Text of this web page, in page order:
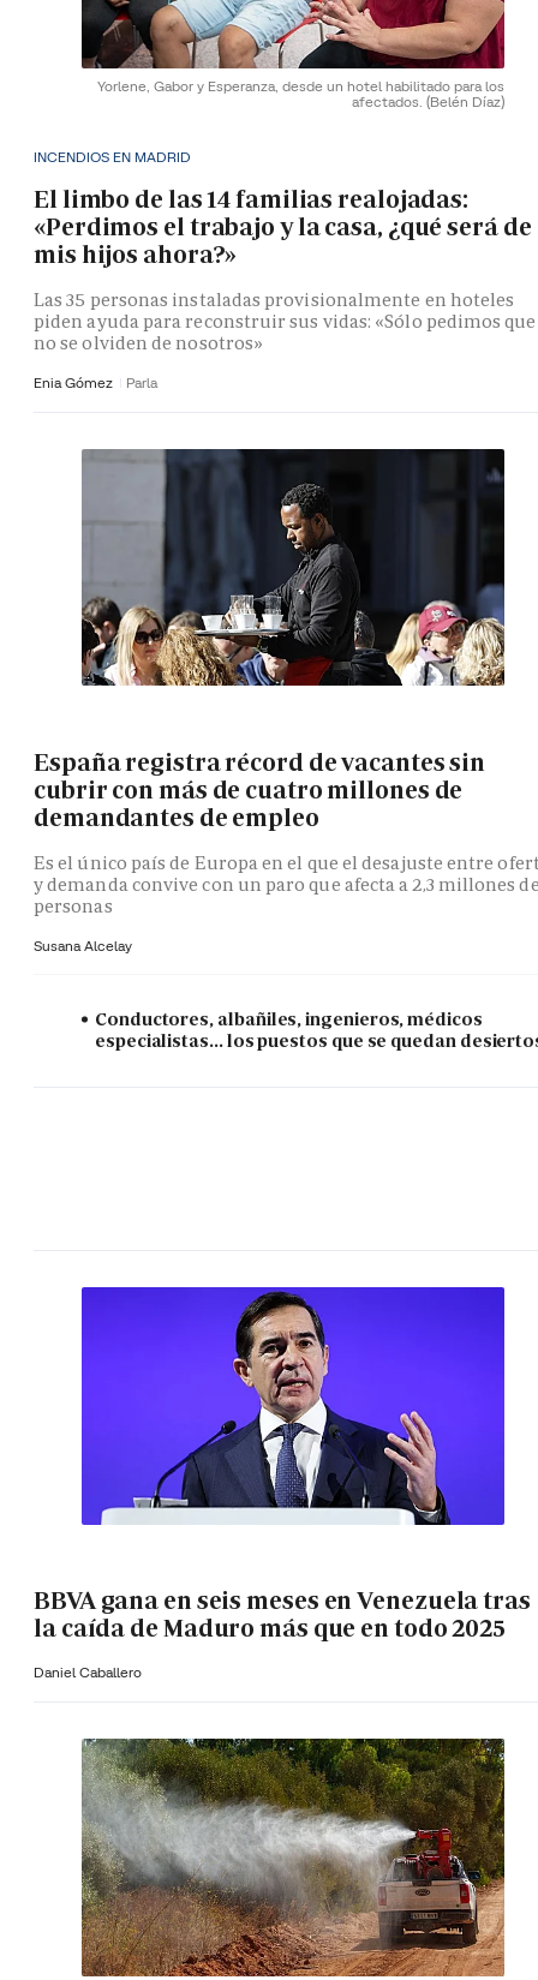
Yorlene, Gabor y Esperanza, desde un hotel habilitado para los
afectados. (Belén Díaz)
INCENDIOS EN MADRID
El limbo de las 14 familias realojadas:
«Perdimos el trabajo y la casa, ¿qué será de
mis hijos ahora?»
Las 35 personas instaladas provisionalmente en hoteles
piden ayuda para reconstruir sus vidas: «Sólo pedimos que
no se olviden de nosotros»
Enia Gómez Parla
España registra récord de vacantes sin
cubrir con más de cuatro millones de
demandantes de empleo
Es el único país de Europa en el que el desajuste entre
y demanda convive con un paro que afecta a 2,3 millones
personas
Susana Alcelay
Conductores, albañiles, ingenieros, médicos
especialistas... los puestos que se quedan
BBVA gana en seis meses en Venezuela tras
la caída de Maduro más que en todo 2025
Daniel Caballero